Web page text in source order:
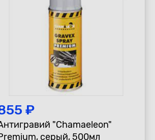
₽
"Chamaeleon"
серый, 500мл